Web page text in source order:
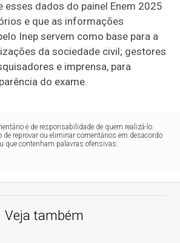
esses dados do painel Enem 2025
e que as informações
Inep servem como base para a
da sociedade civil; gestores
e imprensa, para
do exame.
é de responsabilidade de quem realizá-lo.
de reprovar ou eliminar comentários em desacordo
que contenham palavras ofensivas.
Veja também